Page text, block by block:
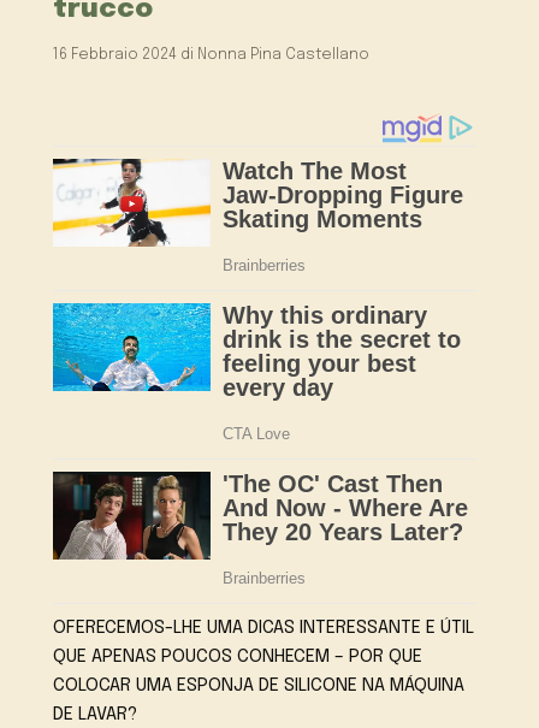
trucco
16 Febbraio 2024 di Nonna Pina Castellano
OFERECEMOS-LHE UMA DICAS INTERESSANTE E ÚTIL
QUE APENAS POUCOS CONHECEM – POR QUE
COLOCAR UMA ESPONJA DE SILICONE NA MÁQUINA
DE LAVAR?